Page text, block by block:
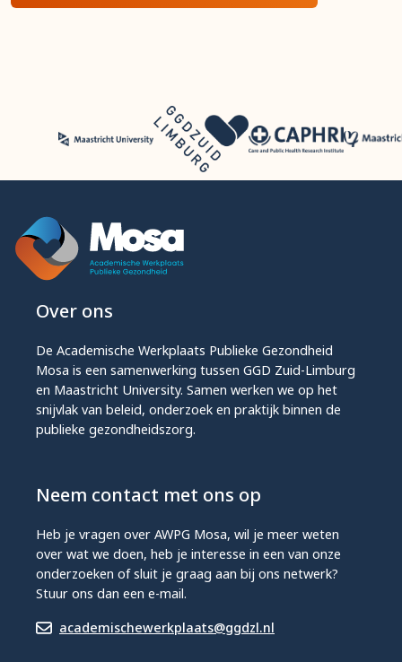
Over ons
De Academische Werkplaats Publieke Gezondheid
Mosa is een samenwerking tussen GGD Zuid-Limburg
en Maastricht University. Samen werken we op het
snijvlak van beleid, onderzoek en praktijk binnen de
publieke gezondheidszorg.
Neem contact met ons op
Heb je vragen over AWPG Mosa, wil je meer weten
over wat we doen, heb je interesse in een van onze
onderzoeken of sluit je graag aan bij ons netwerk?
Stuur ons dan een e-mail.
academischewerkplaats@ggdzl.nl